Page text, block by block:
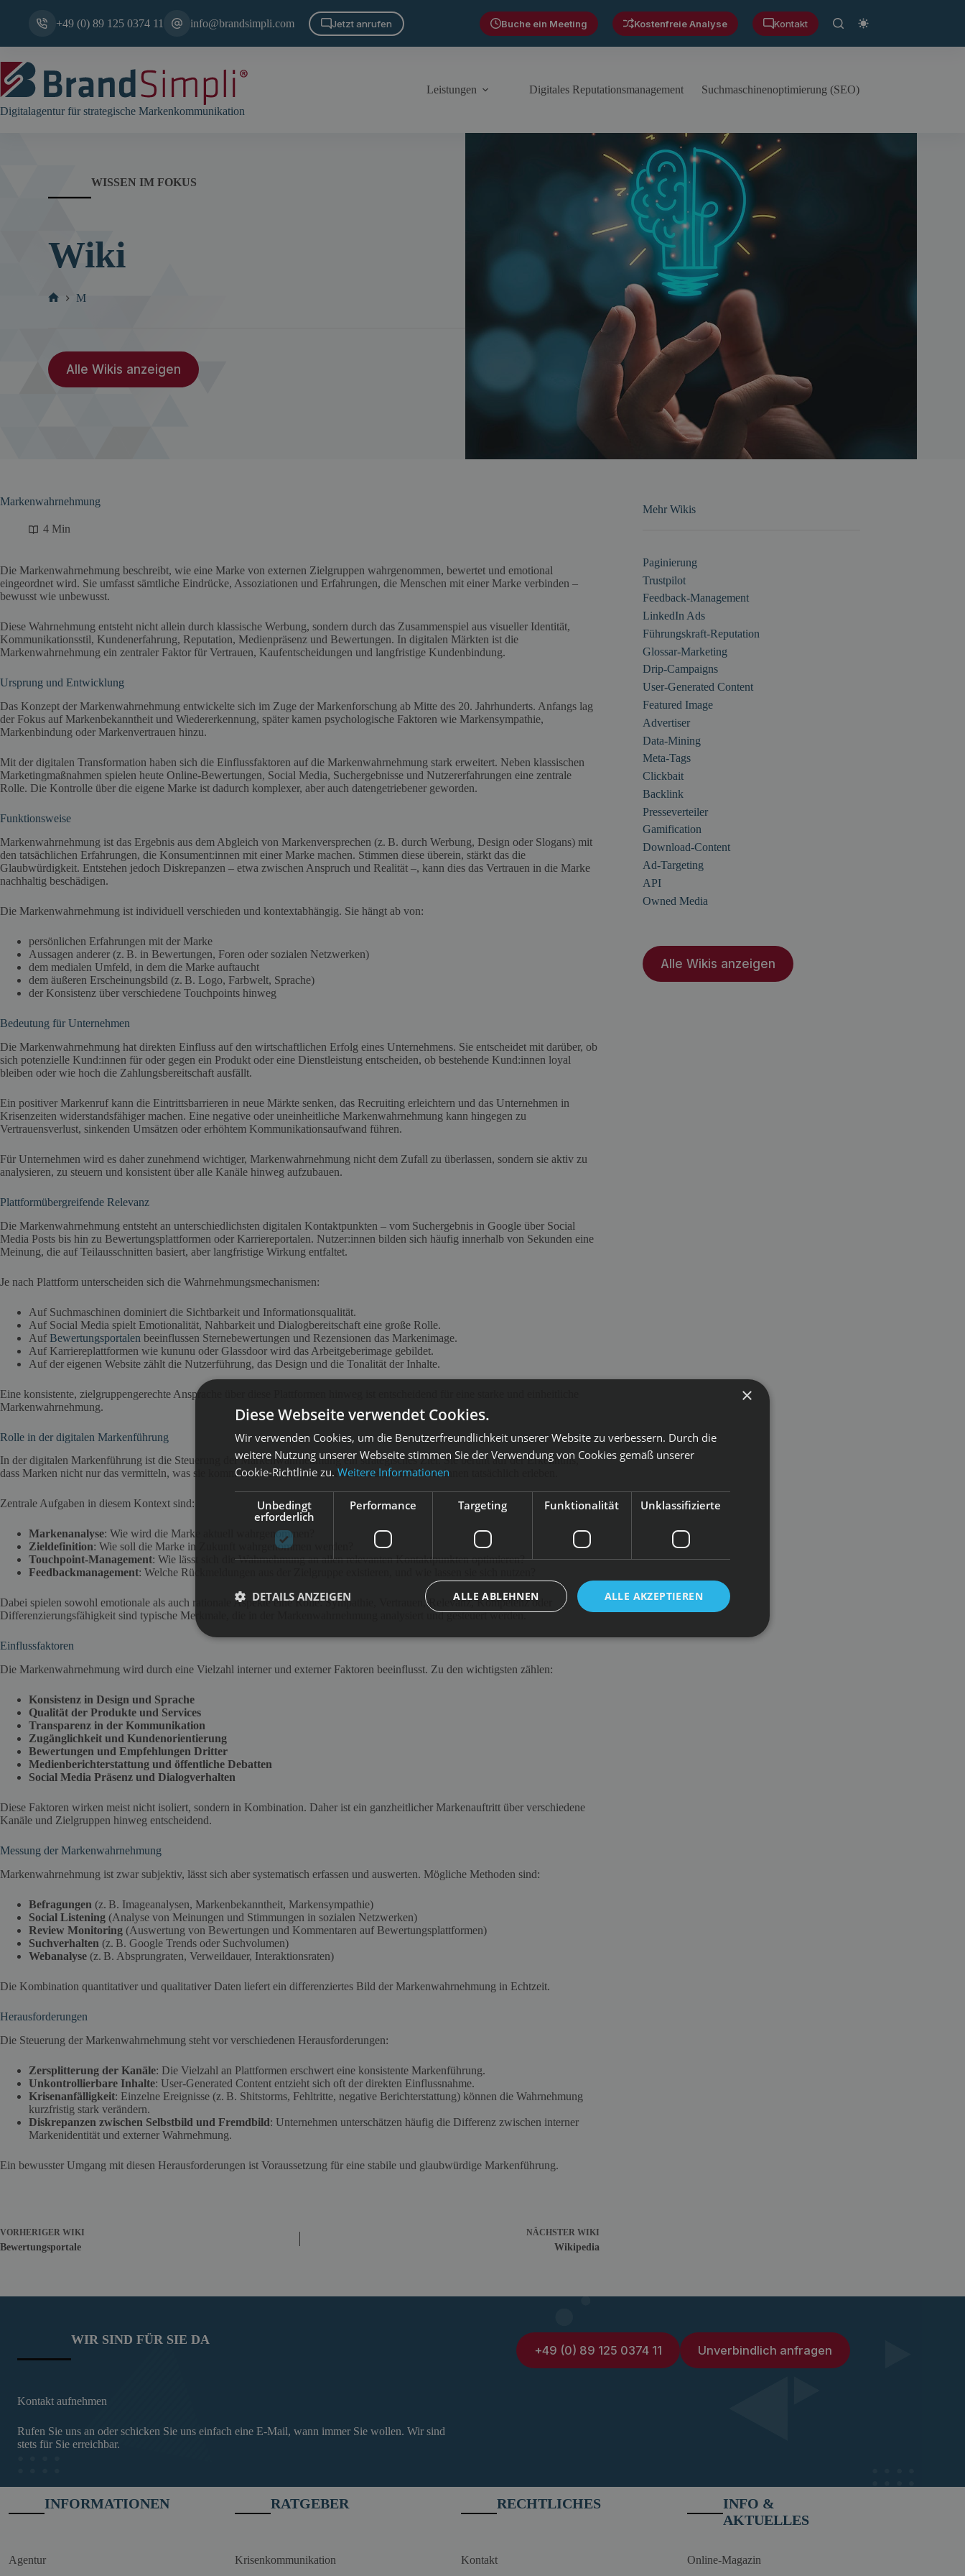
+49 (0) 89 125 0374 11 info@brandsimpli.com Jetzt anrufen Buche ein Meeting Kostenfreie Analyse Kontakt
Digitalagentur für strategische Markenkommunikation
Leistungen Digitales Reputationsmanagement Suchmaschinenoptimierung (SEO)
WISSEN IM FOKUS
Wiki
M
Alle Wikis anzeigen
Markenwahrnehmung
4 Min
Die Markenwahrnehmung beschreibt, wie eine Marke von externen Zielgruppen wahrgenommen, bewertet und emotional
eingeordnet wird. Sie umfasst sämtliche Eindrücke, Assoziationen und Erfahrungen, die Menschen mit einer Marke verbinden –
bewusst wie unbewusst.
Diese Wahrnehmung entsteht nicht allein durch klassische Werbung, sondern durch das Zusammenspiel aus visueller Identität,
Kommunikationsstil, Kundenerfahrung, Reputation, Medienpräsenz und Bewertungen. In digitalen Märkten ist die
Markenwahrnehmung ein zentraler Faktor für Vertrauen, Kaufentscheidungen und langfristige Kundenbindung.
Ursprung und Entwicklung
Das Konzept der Markenwahrnehmung entwickelte sich im Zuge der Markenforschung ab Mitte des 20. Jahrhunderts. Anfangs lag
der Fokus auf Markenbekanntheit und Wiedererkennung, später kamen psychologische Faktoren wie Markensympathie,
Markenbindung oder Markenvertrauen hinzu.
Mit der digitalen Transformation haben sich die Einflussfaktoren auf die Markenwahrnehmung stark erweitert. Neben klassischen
Marketingmaßnahmen spielen heute Online-Bewertungen, Social Media, Suchergebnisse und Nutzererfahrungen eine zentrale
Rolle. Die Kontrolle über die eigene Marke ist dadurch komplexer, aber auch datengetriebener geworden.
Funktionsweise
Markenwahrnehmung ist das Ergebnis aus dem Abgleich von Markenversprechen (z. B. durch Werbung, Design oder Slogans) mit
den tatsächlichen Erfahrungen, die Konsument:innen mit einer Marke machen. Stimmen diese überein, stärkt das die
Glaubwürdigkeit. Entstehen jedoch Diskrepanzen – etwa zwischen Anspruch und Realität –, kann dies das Vertrauen in die Marke
nachhaltig beschädigen.
Die Markenwahrnehmung ist individuell verschieden und kontextabhängig. Sie hängt ab von:
persönlichen Erfahrungen mit der Marke
Aussagen anderer (z. B. in Bewertungen, Foren oder sozialen Netzwerken)
dem medialen Umfeld, in dem die Marke auftaucht
dem äußeren Erscheinungsbild (z. B. Logo, Farbwelt, Sprache)
der Konsistenz über verschiedene Touchpoints hinweg
Bedeutung für Unternehmen
Die Markenwahrnehmung hat direkten Einfluss auf den wirtschaftlichen Erfolg eines Unternehmens. Sie entscheidet mit darüber, ob
sich potenzielle Kund:innen für oder gegen ein Produkt oder eine Dienstleistung entscheiden, ob bestehende Kund:innen loyal
bleiben oder wie hoch die Zahlungsbereitschaft ausfällt.
Ein positiver Markenruf kann die Eintrittsbarrieren in neue Märkte senken, das Recruiting erleichtern und das Unternehmen in
Krisenzeiten widerstandsfähiger machen. Eine negative oder uneinheitliche Markenwahrnehmung kann hingegen zu
Vertrauensverlust, sinkenden Umsätzen oder erhöhtem Kommunikationsaufwand führen.
Für Unternehmen wird es daher zunehmend wichtiger, Markenwahrnehmung nicht dem Zufall zu überlassen, sondern sie aktiv zu
analysieren, zu steuern und konsistent über alle Kanäle hinweg aufzubauen.
Plattformübergreifende Relevanz
Die Markenwahrnehmung entsteht an unterschiedlichsten digitalen Kontaktpunkten – vom Suchergebnis in Google über Social
Media Posts bis hin zu Bewertungsplattformen oder Karriereportalen. Nutzer:innen bilden sich häufig innerhalb von Sekunden eine
Meinung, die auf Teilausschnitten basiert, aber langfristige Wirkung entfaltet.
Je nach Plattform unterscheiden sich die Wahrnehmungsmechanismen:
Auf Suchmaschinen dominiert die Sichtbarkeit und Informationsqualität.
Auf Social Media spielt Emotionalität, Nahbarkeit und Dialogbereitschaft eine große Rolle.
AufBewertungsportalen beeinflussen Sternebewertungen und Rezensionen das Markenimage.
Auf Karriereplattformen wie kununu oder Glassdoor wird das Arbeitgeberimage gebildet.
Auf der eigenen Website zählt die Nutzerführung, das Design und die Tonalität der Inhalte.
Eine konsistente, zielgruppengerechte Ansprache über diese Plattformen hinweg ist entscheidend für eine starke und einheitliche
Markenwahrnehmung.
Rolle in der digitalen Markenführung
In der digitalen Markenführung ist die Steuerung der Markenwahrnehmung ein strategisches Ziel. Sie beruht auf der Erkenntnis,
dass Marken nicht nur das vermitteln, was sie kommunizieren, sondern vor allem das, was Nutzer:innen tatsächlich erleben.
Zentrale Aufgaben in diesem Kontext sind:
Markenanalyse: Wie wird die Marke aktuell wahrgenommen?
Zieldefinition: Wie soll die Marke in Zukunft wahrgenommen werden?
Touchpoint-Management: Wie lässt sich die Wahrnehmung an allen relevanten Kontaktpunkten optimieren?
Feedbackmanagement: Welche Rückmeldungen aus der Zielgruppe existieren, und wie lassen sie sich nutzen?
Dabei spielen sowohl emotionale als auch rationale Aspekte eine Rolle: Sympathie, Vertrauen, Relevanz, Kompetenz oder
Differenzierungsfähigkeit sind typische Merkmale, die in der Markenwahrnehmung analysiert und gesteuert werden.
Einflussfaktoren
Die Markenwahrnehmung wird durch eine Vielzahl interner und externer Faktoren beeinflusst. Zu den wichtigsten zählen:
Konsistenz in Design und Sprache
Qualität der Produkte und Services
Transparenz in der Kommunikation
Zugänglichkeit und Kundenorientierung
Bewertungen und Empfehlungen Dritter
Medienberichterstattung und öffentliche Debatten
Social Media Präsenz und Dialogverhalten
Diese Faktoren wirken meist nicht isoliert, sondern in Kombination. Daher ist ein ganzheitlicher Markenauftritt über verschiedene
Kanäle und Zielgruppen hinweg entscheidend.
Messung der Markenwahrnehmung
Markenwahrnehmung ist zwar subjektiv, lässt sich aber systematisch erfassen und auswerten. Mögliche Methoden sind:
Befragungen (z. B. Imageanalysen, Markenbekanntheit, Markensympathie)
Social Listening (Analyse von Meinungen und Stimmungen in sozialen Netzwerken)
Review Monitoring (Auswertung von Bewertungen und Kommentaren auf Bewertungsplattformen)
Suchverhalten (z. B. Google Trends oder Suchvolumen)
Webanalyse (z. B. Absprungraten, Verweildauer, Interaktionsraten)
Die Kombination quantitativer und qualitativer Daten liefert ein differenziertes Bild der Markenwahrnehmung in Echtzeit.
Herausforderungen
Die Steuerung der Markenwahrnehmung steht vor verschiedenen Herausforderungen:
Zersplitterung der Kanäle: Die Vielzahl an Plattformen erschwert eine konsistente Markenführung.
Unkontrollierbare Inhalte: User-Generated Content entzieht sich oft der direkten Einflussnahme.
Krisenanfälligkeit: Einzelne Ereignisse (z. B. Shitstorms, Fehltritte, negative Berichterstattung) können die Wahrnehmung
kurzfristig stark verändern.
Diskrepanzen zwischen Selbstbild und Fremdbild: Unternehmen unterschätzen häufig die Differenz zwischen interner
Markenidentität und externer Wahrnehmung.
Ein bewusster Umgang mit diesen Herausforderungen ist Voraussetzung für eine stabile und glaubwürdige Markenführung.
VORHERIGER WIKI
Bewertungsportale
NÄCHSTER WIKI
Wikipedia
Mehr Wikis
Paginierung
Trustpilot
Feedback-Management
LinkedIn Ads
Führungskraft-Reputation
Glossar-Marketing
Drip-Campaigns
User-Generated Content
Featured Image
Advertiser
Data-Mining
Meta-Tags
Clickbait
Backlink
Presseverteiler
Gamification
Download-Content
Ad-Targeting
API
Owned Media
Alle Wikis anzeigen
WIR SIND FÜR SIE DA
Kontakt aufnehmen
Rufen Sie uns an oder schicken Sie uns einfach eine E-Mail, wann immer Sie wollen. Wir sind
stets für Sie erreichbar.
+49 (0) 89 125 0374 11 Unverbindlich anfragen
INFORMATIONEN
Agentur
RATGEBER
Krisenkommunikation
RECHTLICHES
Kontakt
INFO &
AKTUELLES
Online-Magazin
×
Diese Webseite verwendet Cookies.
Wir verwenden Cookies, um die Benutzerfreundlichkeit unserer Website zu verbessern. Durch die
weitere Nutzung unserer Webseite stimmen Sie der Verwendung von Cookies gemäß unserer
Cookie-Richtlinie zu. Weitere Informationen
Unbedingt
erforderlich
Performance Targeting Funktionalität Unklassifizierte
ALLE AKZEPTIEREN
ALLE ABLEHNEN
DETAILS ANZEIGEN